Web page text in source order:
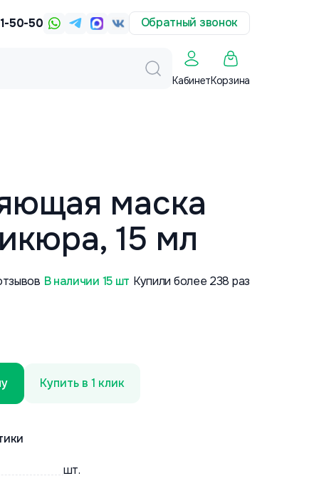
50-50 Обратный звонок
КабинетКорзина
маска
15 мл
В наличии 15 шт Купили более 238 раз
Купить в 1 клик
шт.